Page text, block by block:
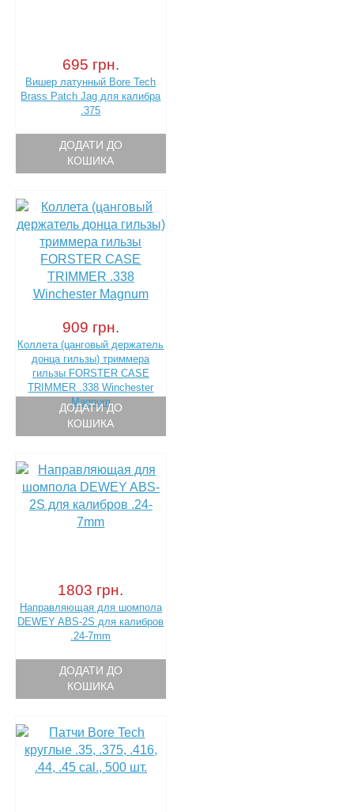
695 грн.
Вишер латунный Bore Tech
Brass Patch Jag для калибра
.375
ДОДАТИ ДО
КОШИКА
909 грн.
Коллета (цанговый держатель
донца гильзы) триммера
гильзы FORSTER CASE
TRIMMER .338 Winchester
Magnum
ДОДАТИ ДО
КОШИКА
1803 грн.
Направляющая для шомпола
DEWEY ABS-2S для калибров
.24-7mm
ДОДАТИ ДО
КОШИКА